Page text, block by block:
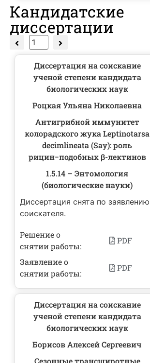
Кандидатские
диссертации
Диссертация на соискание
ученой степени кандидата
биологических наук
Роцкая Ульяна Николаевна
Антигрибной иммунитет
колорадского жука Leptinotarsa
decimlineata (Say): роль
рицин−подобных β-лектинов
1.5.14 – Энтомология
(биологические науки)
Диссертация снята по заявлению
соискателя.
Решение о
снятии работы:
PDF
Заявление о
снятии работы:
PDF
Диссертация на соискание
ученой степени кандидата
биологических наук
Борисов Алексей Сергеевич
Сезонные трансширотные